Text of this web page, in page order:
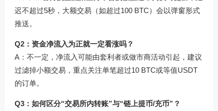
迟不超过5秒，大额交易（如超过100 BTC）会以弹窗形式
推送。
Q2：资金净流入为正就一定看涨吗？
A：不一定，净流入可能由套利者或做市商活动引起，建议
过滤掉小额交易，重点关注单笔超过10 BTC或等值USDT
的订单。
Q3：如何区分“交易所内转账”与“链上提币/充币”？